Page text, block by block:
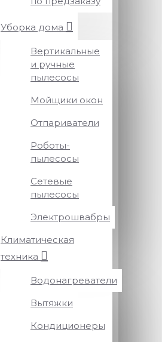
Уборка дома
Вертикальные
и ручные
пылесосы
Мойщики окон
Отпариватели
Роботы-
пылесосы
Сетевые
пылесосы
Электрошвабры
Климатическая
техника
Водонагреватели
Вытяжки
Кондиционеры